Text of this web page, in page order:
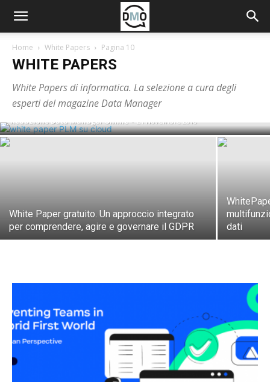
Home White Papers Pagina 10
WHITE PAPERS
White Papers di informatica. La selezione a cura degli
esperti del magazine Data Manager
White Paper gratuito : la strada verso il
PLM su cloud
Redazione Data Manager Online - 21 Novembre 2018
White Paper gratuito. Un approccio integrato
per comprendere, agire e governare il GDPR
dati